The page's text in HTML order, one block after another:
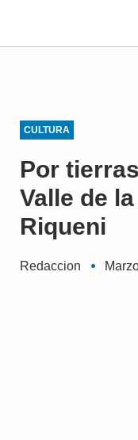
CULTURA
Por
Valle de
Riqueni
Redaccion